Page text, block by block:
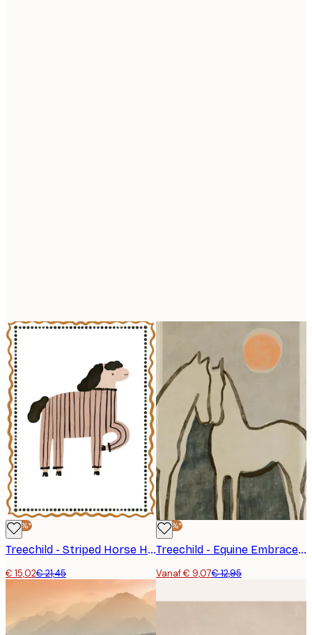
-30%*
Treechild - Striped Horse Humor Poster
€ 15,02€ 21,45
-30%*
Treechild - Equine Embrace Poster
Vanaf € 9,07€ 12,95